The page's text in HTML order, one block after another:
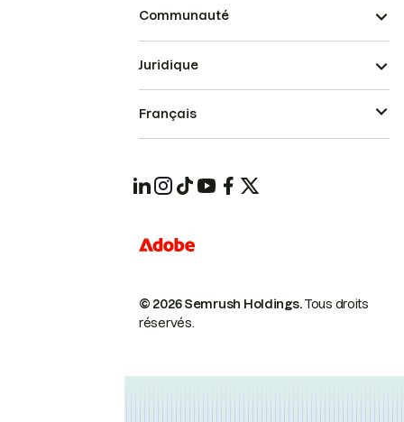
Communauté
© 2026 Semrush Holdings.Tous droits
réservés.
Juridique
Français